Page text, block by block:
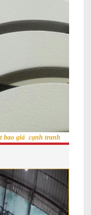
bao giá cạnh tranh